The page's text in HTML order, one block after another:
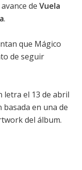
de Vuela
.
que Mágico
de seguir
letra el 13 de abril
basada en una de
del álbum.